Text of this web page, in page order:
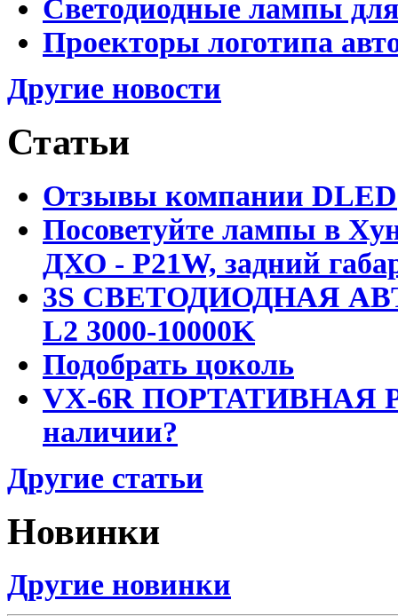
Светодиодные лампы
Проекторы логотипа
Другие новости
Статьи
Отзывы компании DLED
Посоветуйте лампы в
ДХО - P21W, задний
3S СВЕТОДИОДНАЯ
L2 3000-10000K
Подобрать цоколь
VX-6R ПОРТАТИВНАЯ
наличии?
Другие статьи
Новинки
Другие новинки